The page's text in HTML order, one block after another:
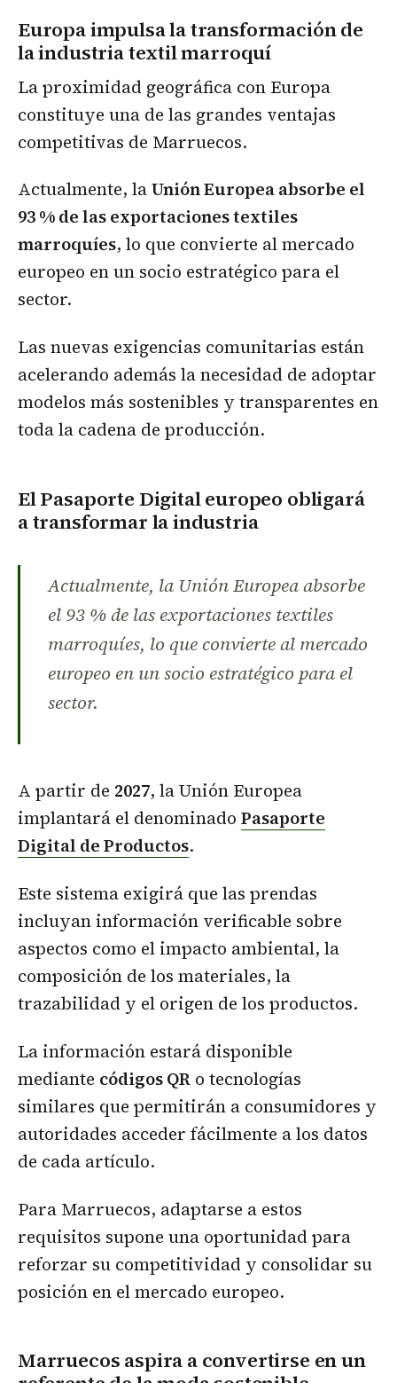
Europa impulsa la transformación de
la industria textil marroquí
La proximidad geográfica con Europa
constituye una de las grandes ventajas
competitivas de Marruecos.
Actualmente, laUnión Europea absorbe el
93 % de las exportaciones textiles
marroquíes, lo que convierte al mercado
europeo en un socio estratégico para el
sector.
Las nuevas exigencias comunitarias están
acelerando además la necesidad de adoptar
modelos más sostenibles y transparentes en
toda la cadena de producción.
El Pasaporte Digital europeo obligará
a transformar la industria
Actualmente, la Unión Europea absorbe
el 93 % de las exportaciones textiles
marroquíes, lo que convierte al mercado
europeo en un socio estratégico para el
sector.
A partir de 2027, la Unión Europea
implantará el denominado Pasaporte
Digital de Productos.
Este sistema exigirá que las prendas
incluyan información verificable sobre
aspectos como el impacto ambiental, la
composición de los materiales, la
trazabilidad y el origen de los productos.
La información estará disponible
mediante códigos QR o tecnologías
similares que permitirán a consumidores y
autoridades acceder fácilmente a los datos
de cada artículo.
Para Marruecos, adaptarse a estos
requisitos supone una oportunidad para
reforzar su competitividad y consolidar su
posición en el mercado europeo.
Marruecos aspira a convertirse en un